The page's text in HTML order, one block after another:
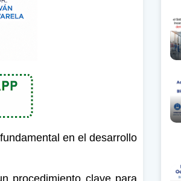
en el desarrollo
procedimiento clave para